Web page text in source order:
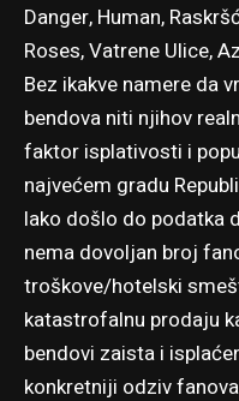
Danger, Human,
Roses, Vatrene Ulice,
Bez ikakve namere da
bendova niti njihov
faktor isplativosti i
najvećem gradu
lako došlo do podatka
nema dovoljan broj
troškove/hotelski
katastrofalnu prodaju
bendovi zaista i
konkretniji odziv